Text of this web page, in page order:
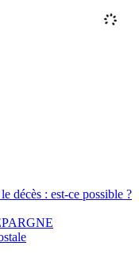
décès : est-ce possible ?